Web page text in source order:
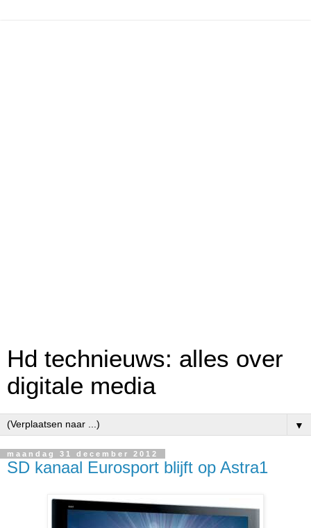
Hd technieuws: alles over
digitale media
▼
maandag 31 december 2012
SD kanaal Eurosport blijft op Astra1